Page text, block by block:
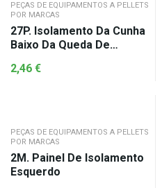
PEÇAS DE EQUIPAMENTOS A PELLETS
POR MARCAS
27P. Isolamento Da Cunha
Baixo Da Queda De
2,46 €
PEÇAS DE EQUIPAMENTOS A PELLETS
POR MARCAS
2M. Painel De Isolamento
Esquerdo